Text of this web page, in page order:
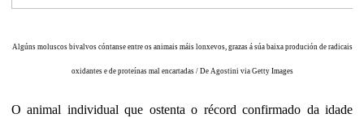
Algúns moluscos bivalvos cóntanse entre os animais máis lonxevos, grazas á súa baixa produción de radicais
oxidantes e de proteínas mal encartadas / De Agostini via Getty Images
O animal individual que ostenta o récord confirmado da idade